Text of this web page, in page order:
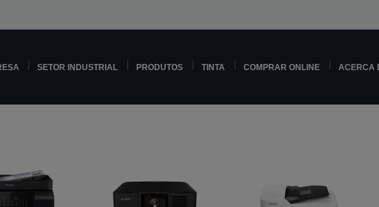
SETOR INDUSTRIAL PRODUTOS TINTA COMPRAR ONLINE ACERCA